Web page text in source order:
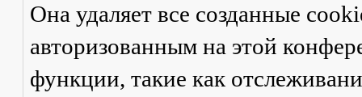
Она удаляет все созданные
авторизованным на этой
функции, такие как